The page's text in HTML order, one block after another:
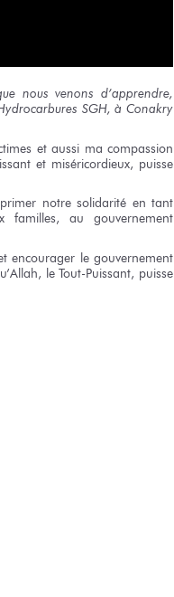
nous venons d’apprendre,
SGH,à Conakry
et aussi ma compassion
et miséricordieux, puisse
notre solidarité en tant
familles,
au gouvernement
encourager le gouvernement
le Tout-Puissant, puisse